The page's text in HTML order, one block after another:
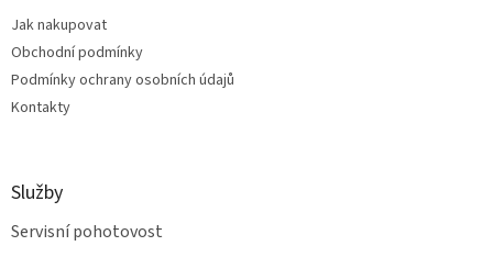
Jak nakupovat
Obchodní podmínky
Podmínky ochrany osobních údajů
Kontakty
Služby
Servisní pohotovost